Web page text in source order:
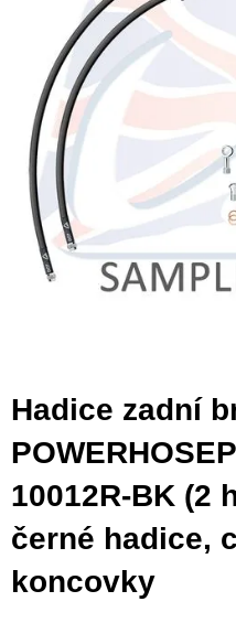
Hadice zadní
10012R-BK (2
černé hadice,
koncovky